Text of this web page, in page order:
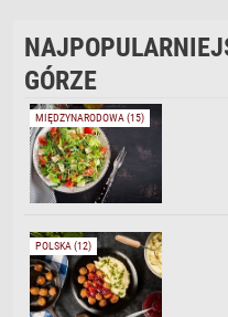
GÓRZE
MIĘDZYNARODOWA (15)
POLSKA (12)